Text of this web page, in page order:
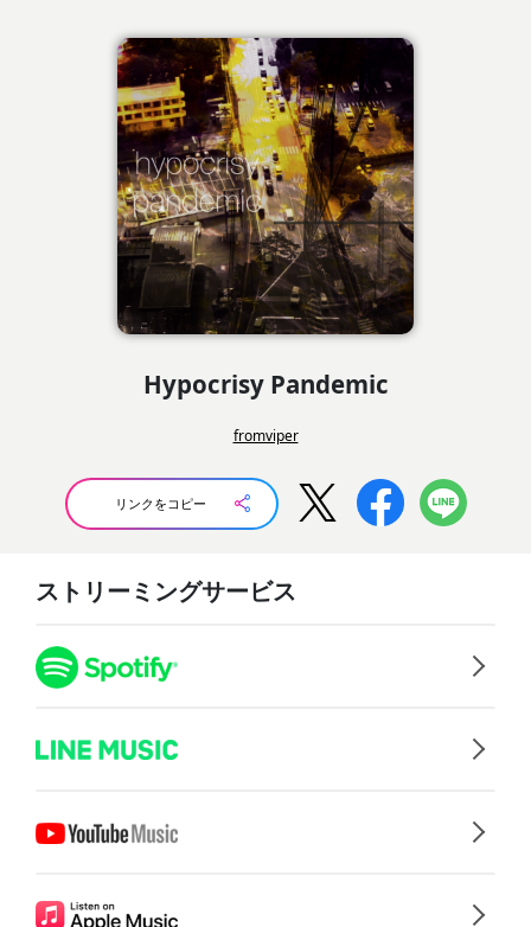
Hypocrisy Pandemic
fromviper
リンクをコピー
ストリーミングサービス